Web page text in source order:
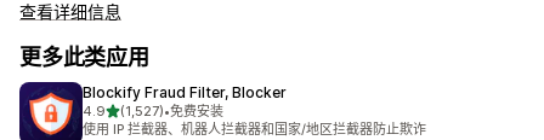
查看详细信息
更多此类应用
Blockify Fraud Filter, Blocker
4.9星（满分 5 星）
(1,527)
总共 1527 条评论
•免费安装
使用 IP 拦截器、机器人拦截器和国家/地区拦截器防止欺诈